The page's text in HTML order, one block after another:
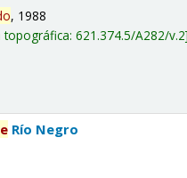
, 1988
topográfica:621.374.5/A282/v.2
Río Negro